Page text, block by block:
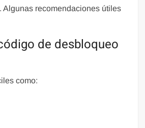
Algunas recomendaciones útiles
de desbloqueo
como: